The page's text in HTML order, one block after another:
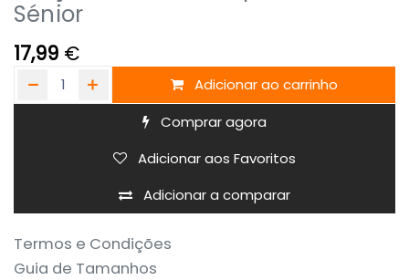
Sénior
17,99 €
Adicionar ao carrinho
Comprar agora
Adicionar a comparar
Adicionar aos Favoritos
Termos e Condições
Guia de Tamanhos